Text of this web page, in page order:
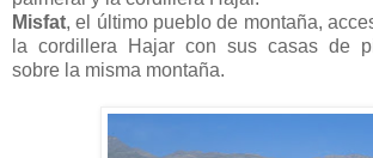
Misfat, el último pueblo de montaña,
la cordillera Hajar con sus casas de
sobre la misma montaña.